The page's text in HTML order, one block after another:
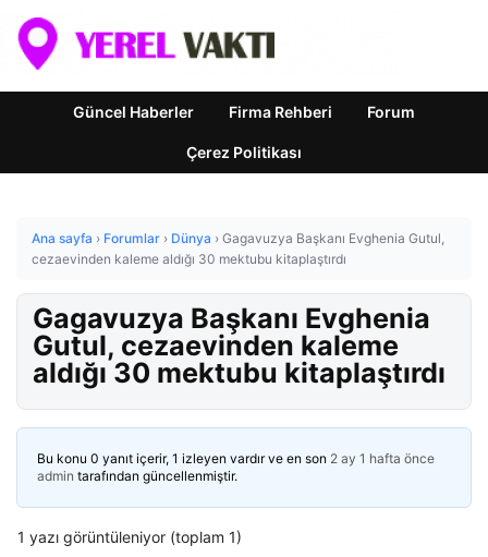
Güncel Haberler Firma Rehberi Forum
Çerez Politikası
Ana sayfa › Forumlar › Dünya › Gagavuzya Başkanı Evghenia Gutul,
cezaevinden kaleme aldığı 30 mektubu kitaplaştırdı
Gagavuzya Başkanı Evghenia
Gutul, cezaevinden kaleme
aldığı 30 mektubu kitaplaştırdı
Bu konu 0 yanıt içerir, 1 izleyen vardır ve en son 2 ay 1 hafta önce
admin tarafından güncellenmiştir.
1 yazı görüntüleniyor (toplam 1)